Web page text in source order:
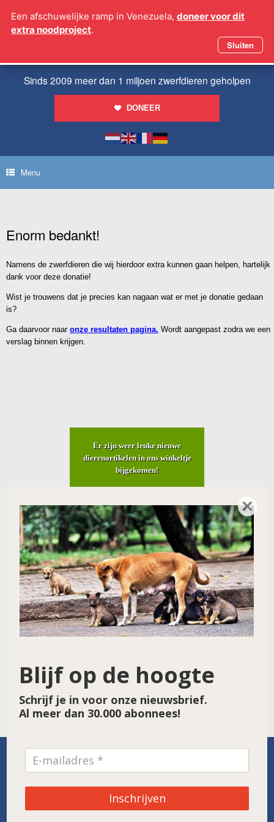
naar
Sinds 2009 meer dan 1 miljoen zwerfdieren geholpen
DONEER
Menu
Enorm bedankt!
Namens de zwerfdieren die wij hierdoor extra kunnen gaan helpen, hartelijk
dank voor deze donatie!
Wist je trouwens dat je precies kan nagaan wat er met je donatie gedaan
is?
Ga daarvoor naar onze resultaten pagina. Wordt aangepast zodra we een
verslag binnen krijgen.
Er zijn weer leuke nieuwe
dierenartikelen in ons winkeltje
bijgekomen!
Noordwolde
Een afschuwelijke ramp in Venezuela, doneer voor dit
extra noodproject.
Sluiten
×
Blijf op de hoogte
Schrijf je in voor onze nieuwsbrief.
Al meer dan 30.000 abonnees!
Inschrijven